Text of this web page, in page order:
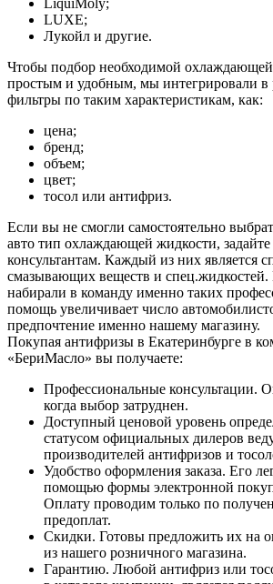
LUXE;
Лукойл и другие.
Чтобы подбор необходимой
простым и удобным, мы интегрировали в
фильтры по таким характеристикам, как:
цена;
бренд;
объем;
цвет;
тосол или антифриз.
Если вы не смогли самостоятельно
авто тип охлаждающей жидкости,
консультантам. Каждый из них является
смазывающих веществ и
набирали в команду именно таких
помощь увеличивает число
предпочтение именно нашему магазину.
Покупая антифризы в Екатеринбурге в
«БериМасло» вы получаете:
Профессиональные консультации.
когда выбор затруднен.
Доступный ценовой уровень
статусом официальных дилеров
производителей антифризов и
Удобство оформления заказа. Его
помощью формы электронной
Оплату проводим только по
предоплат.
Скидки. Готовы предложить их на
из нашего розничного магазина.
Гарантию. Любой антифриз или